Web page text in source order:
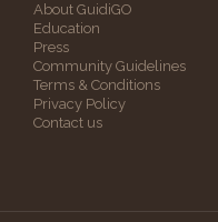
About GuidiGO
Education
Press
Community Guidelines
Terms & Conditions
Privacy Policy
Contact us